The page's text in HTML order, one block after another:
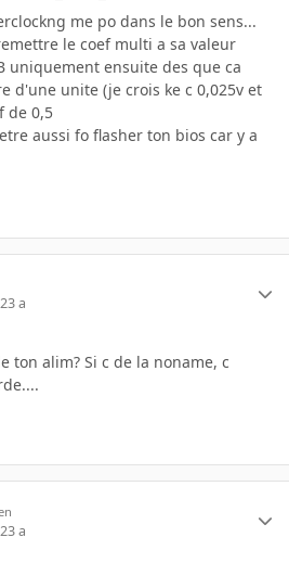
me po dans le bon sens...
le coef multi a sa valeur
uniquement ensuite des que ca
d'une unite (je crois ke c 0,025v et
de 0,5
aussi fo flasher ton bios car y a
23 a
ton alim? Si c de la noname, c
23 a